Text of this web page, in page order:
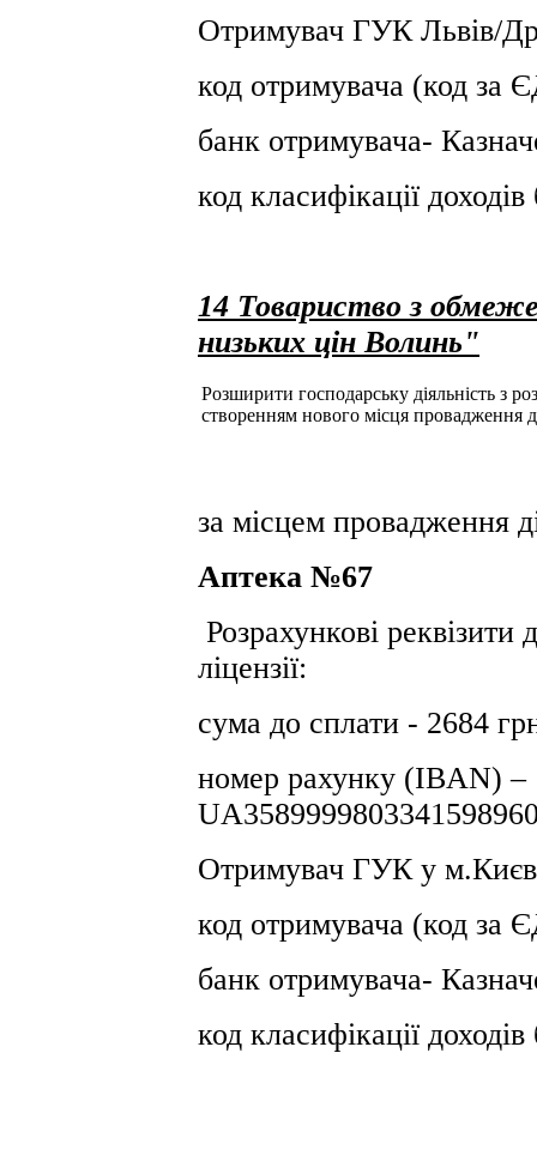
Отримувач ГУК Львiв/
код отримувача (код
банк отримувача-
код класифікації
14 Товариство з
низьких цін Волинь"
Розширити господарську діяльність з
створенням нового місця провадження
за місцем провадження
Аптека №67
Розрахункові
ліцензії:
сума до сплати - 2684
номер рахунку (IBAN) –
Отримувач ГУК у
код отримувача (код
банк отримувача-
код класифікації